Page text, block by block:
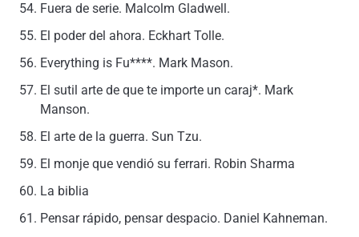
Fuera de serie. Malcolm Gladwell.
El poder del ahora. Eckhart Tolle.
Everything is Fu****. Mark Mason.
El sutil arte de que te importe un caraj*. Mark
Manson.
El arte de la guerra. Sun Tzu.
El monje que vendió su ferrari. Robin Sharma
La biblia
Pensar rápido, pensar despacio. Daniel Kahneman.